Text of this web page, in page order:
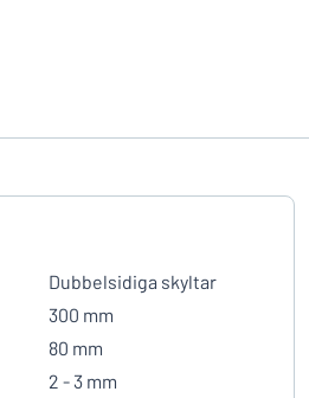
Dubbelsidiga skyltar
300 mm
80 mm
2 - 3 mm